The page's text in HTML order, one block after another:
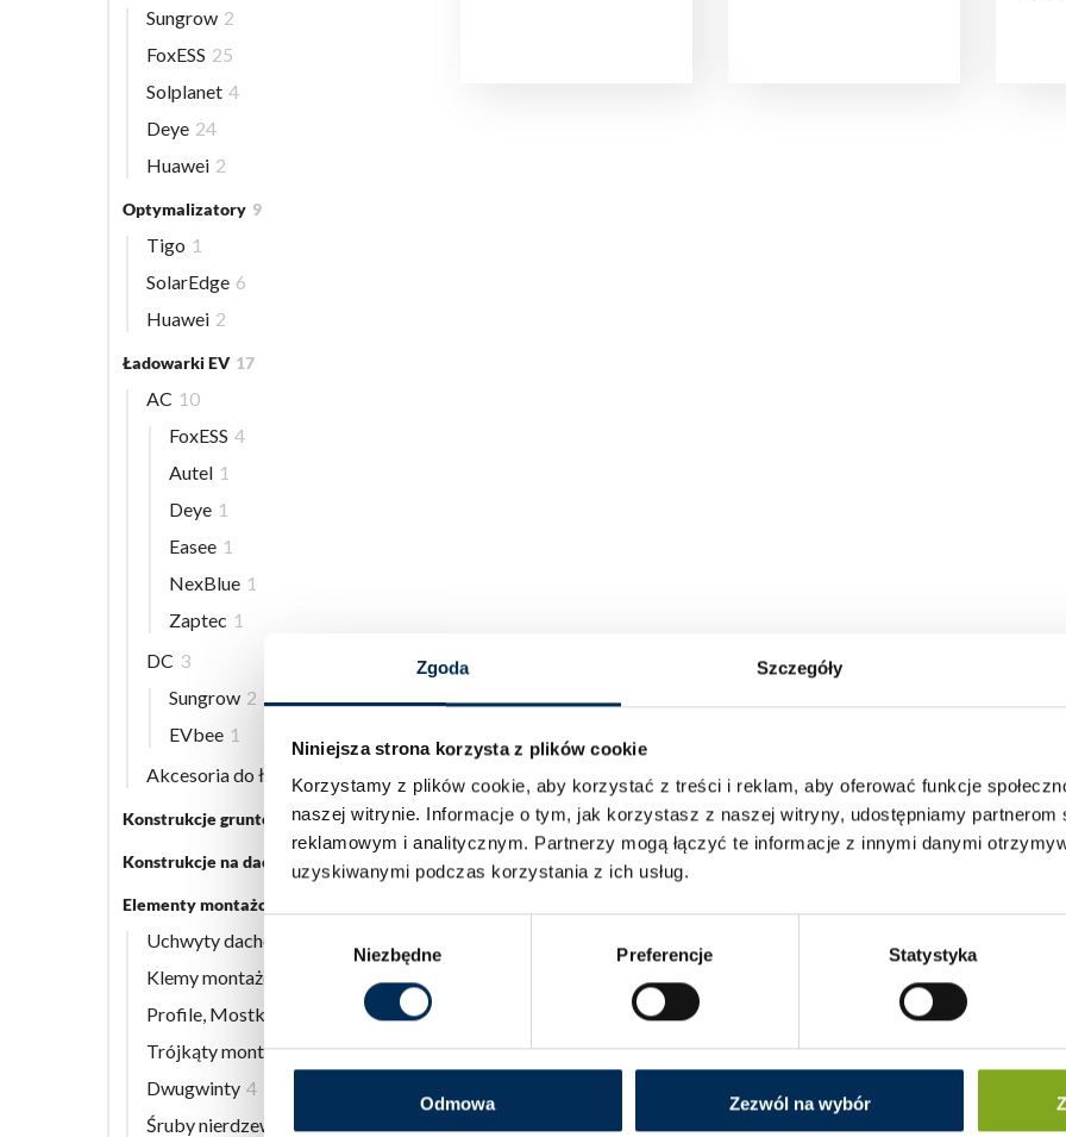
Zgoda Szczegóły
Niniejsza strona korzysta z plików cookie
Korzystamy z plików cookie, aby korzystać z treści i reklam, aby oferować funkcje
naszej witrynie. Informacje o tym, jak korzystasz z naszej witryny, udostępniamy partnerom
reklamowym i analitycznym. Partnerzy mogą łączyć te informacje z innymi danymi
uzyskiwanymi podczas korzystania z ich usług.
Niezbędne Preferencje Statystyka
Odmowa Zezwól na wybór
Sungrow 2
FoxESS 25
Solplanet 4
Deye 24
Huawei 2
Optymalizatory 9
Tigo 1
SolarEdge 6
Huawei 2
Ładowarki EV 17
AC 10
FoxESS 4
Autel 1
Deye 1
Easee 1
NexBlue 1
Zaptec 1
DC 3
Sungrow 2
EVbee 1
Akcesoria do ładowarek EV
Konstrukcje gruntowe 5
Konstrukcje na dach płaski 3
Elementy montażowe
Uchwyty dachowe
Klemy montażowe
Profile, Mostki
Trójkąty montażowe 3
Dwugwinty 4
Śruby nierdzewne